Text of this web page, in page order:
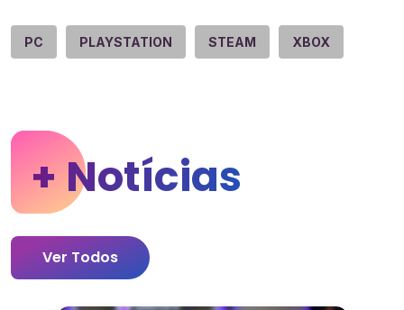
PC PLAYSTATION STEAM XBOX
+ Notícias
Ver Todos